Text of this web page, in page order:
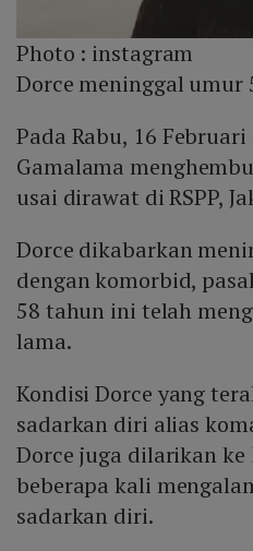
Photo : instagram
Dorce meninggal umur
Pada Rabu, 16 Februari
Gamalama
usai dirawat di RSPP,
Dorce dikabarkan
dengan komorbid,
58 tahun ini telah
lama.
Kondisi Dorce yang
sadarkan diri alias
Dorce juga dilarikan ke
beberapa kali
sadarkan diri.